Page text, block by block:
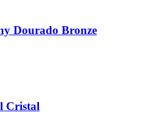
Dourado Bronze
Cristal